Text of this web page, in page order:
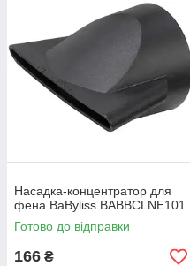
Насадка-концентратор для
фена BaByliss BABBCLNE101
Готово до відправки
166 ₴